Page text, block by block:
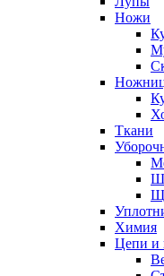
Ножи
Ткани
Химия
Цепи и